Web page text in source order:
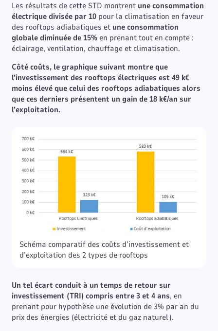
Les résultats de cette STD montrent une consommation
électrique divisée par 10 pour la climatisation en faveur
des rooftops adiabatiques et une consommation
globale diminuée de 15% en prenant tout en compte :
éclairage, ventilation, chauffage et climatisation.
Côté coûts, le graphique suivant montre que
l’investissement des rooftops électriques est 49 k€
moins élevé que celui des rooftops adiabatiques alors
que ces derniers présentent un gain de 18 k€/an sur
l’exploitation.
Schéma comparatif des coûts d’investissement et
d’exploitation des 2 types de rooftops
Un tel écart conduit à un temps de retour sur
investissement (TRI) compris entre 3 et 4 ans, en
prenant pour hypothèse une évolution de 3% par an du
prix des énergies (électricité et du gaz naturel).